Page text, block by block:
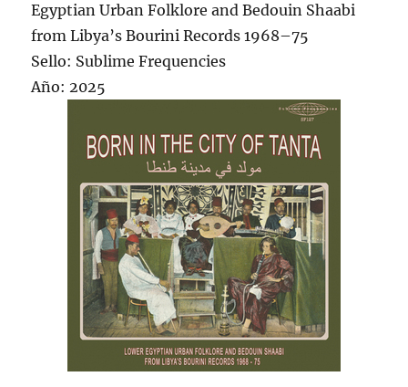
Egyptian Urban Folklore and Bedouin Shaabi
from Libya’s Bourini Records 1968–75
Sello: Sublime Frequencies
Año: 2025